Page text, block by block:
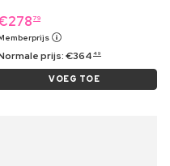
278 79
prijs:€364 49
VOEG TOE